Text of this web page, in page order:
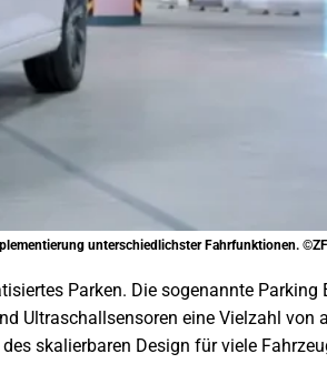
unterschiedlichster Fahrfunktionen. ©ZF
Parken. Die sogenannte Parking
Ultraschallsensoren eine Vielzahl von
skalierbaren Design für viele